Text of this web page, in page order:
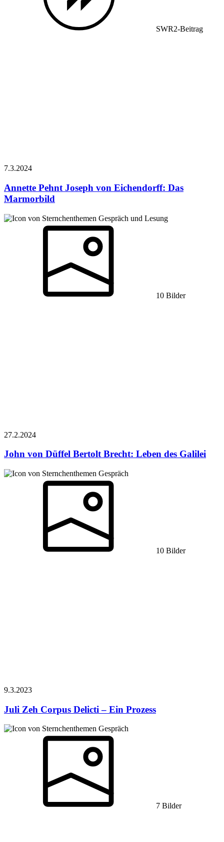
SWR2-Beitrag
7.3.2024
Annette Pehnt Joseph von Eichendorff: Das
Marmorbild
Gespräch und Lesung
10 Bilder
27.2.2024
John von Düffel Bertolt Brecht: Leben des Galilei
Gespräch
10 Bilder
9.3.2023
Juli Zeh Corpus Delicti – Ein Prozess
Gespräch
7 Bilder